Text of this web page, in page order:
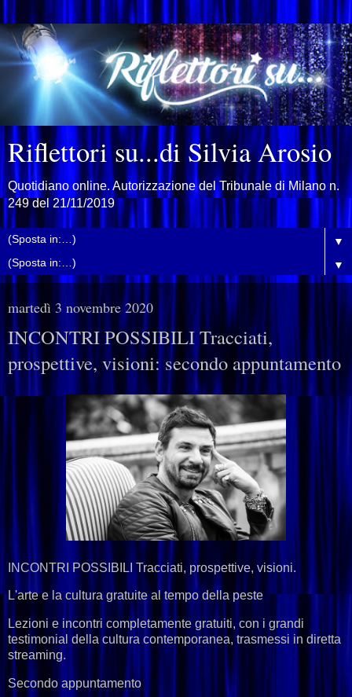
Riflettori su...di Silvia Arosio
Quotidiano online. Autorizzazione del Tribunale di Milano n.
249 del 21/11/2019
▼
▼
martedì 3 novembre 2020
INCONTRI POSSIBILI Tracciati,
prospettive, visioni: secondo appuntamento
INCONTRI POSSIBILI Tracciati, prospettive, visioni.
L'arte e la cultura gratuite al tempo della peste
Lezioni e incontri completamente gratuiti, con i grandi
testimonial della cultura contemporanea, trasmessi in diretta
streaming.
Secondo appuntamento